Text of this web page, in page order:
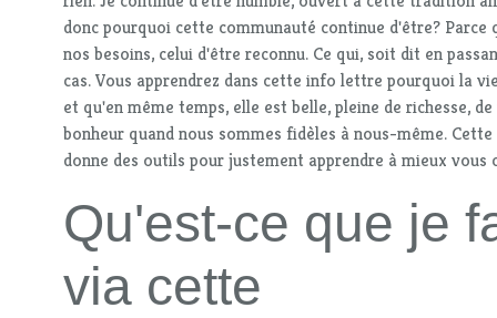
donc pourquoi cette communauté continue d'être? Parce
nos besoins, celui d'être reconnu. Ce qui, soit dit en
cas. Vous apprendrez dans cette info lettre pourquoi la
et qu'en même temps, elle est belle, pleine de richesse,
bonheur quand nous sommes fidèles à nous-même.
donne des outils pour justement apprendre à mieux vous
Qu'est-ce que je
via cette